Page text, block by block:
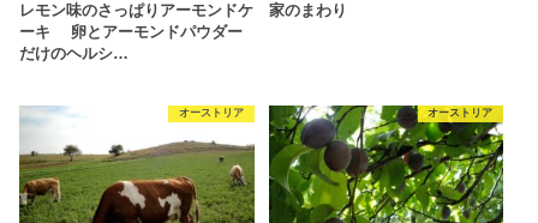
レモン味のさっぱりアーモンドケ
ーキ 卵とアーモンドパウダー
だけのヘルシ…
家のまわり
オーストリア オーストリア